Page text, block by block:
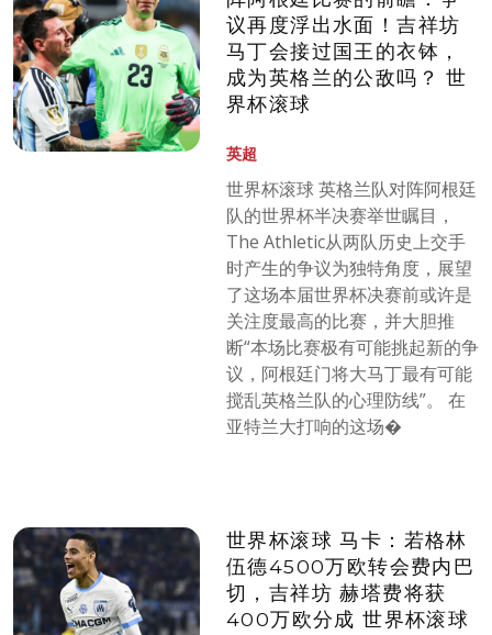
议再度浮出水面！吉祥坊
马丁会接过国王的衣钵，
成为英格兰的公敌吗？ 世
界杯滚球
英超
世界杯滚球 英格兰队对阵阿根廷
队的世界杯半决赛举世瞩目，
The Athletic从两队历史上交手
时产生的争议为独特角度，展望
了这场本届世界杯决赛前或许是
关注度最高的比赛，并大胆推
断“本场比赛极有可能挑起新的争
议，阿根廷门将大马丁最有可能
搅乱英格兰队的心理防线”。 在
亚特兰大打响的这场�
世界杯滚球 马卡：若格林
伍德4500万欧转会费内巴
切，吉祥坊 赫塔费将获
400万欧分成 世界杯滚球